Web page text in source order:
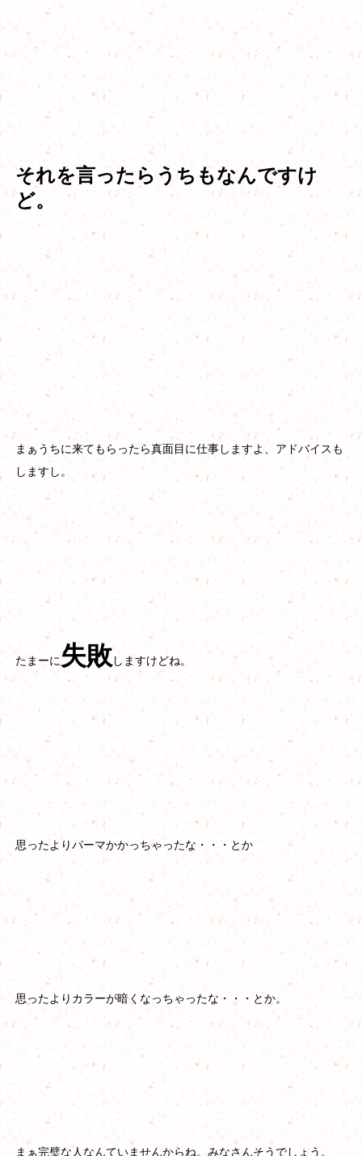
それを言ったらうちもなんですけ
ど。
まぁうちに来てもらったら真面目に仕事しますよ、アドバイスも
しますし。
たまーに失敗しますけどね。
思ったよりパーマかかっちゃったな・・・とか
思ったよりカラーが暗くなっちゃったな・・・とか。
まぁ完璧な人なんていませんからね。みなさんそうでしょう。